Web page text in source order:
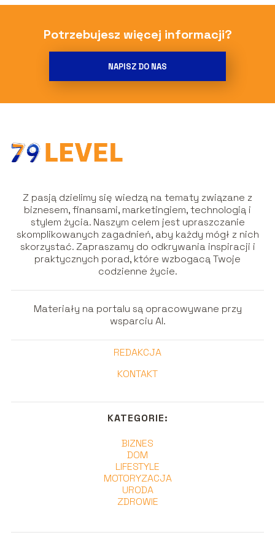
Potrzebujesz więcej informacji?
NAPISZ DO NAS
Z pasją dzielimy się wiedzą na tematy związane z
biznesem, finansami, marketingiem, technologią i
stylem życia. Naszym celem jest upraszczanie
skomplikowanych zagadnień, aby każdy mógł z nich
skorzystać. Zapraszamy do odkrywania inspiracji i
praktycznych porad, które wzbogacą Twoje
codzienne życie.
Materiały na portalu są opracowywane przy
wsparciu AI.
REDAKCJA
KONTAKT
KATEGORIE:
BIZNES
DOM
LIFESTYLE
MOTORYZACJA
URODA
ZDROWIE